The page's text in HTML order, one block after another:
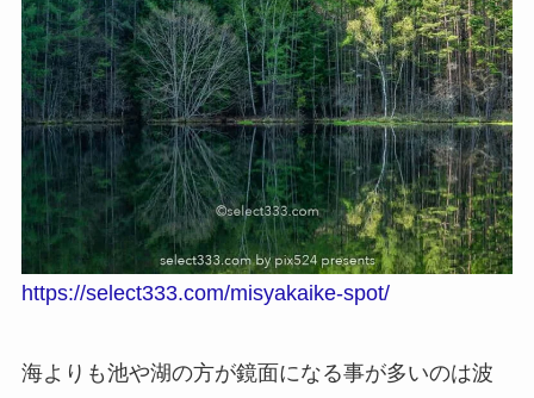
https://select333.com/misyakaike-spot/
海よりも池や湖の方が鏡面になる事が多いのは波